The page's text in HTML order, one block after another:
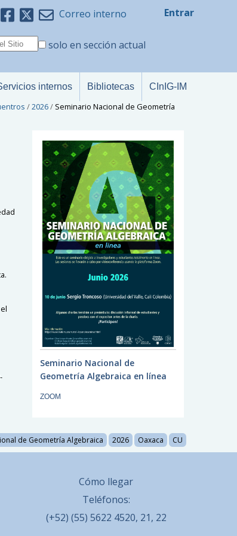
Correo interno
solo en sección actual
Entrar
internos Bibliotecas CInIG-IM
/2026/ Seminario Nacional de Geometría
Seminario Nacional de
Geometría Algebraica en línea
ZOOM
de Geometría Algebraica 2026 Oaxaca CU
Cómo llegar
Teléfonos:
(+52) (55) 5622 4520, 21, 22